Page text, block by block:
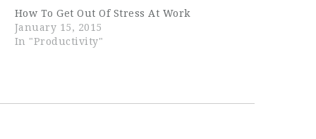
How To Get Out Of Stress At Work
January 15, 2015
In "Productivity"